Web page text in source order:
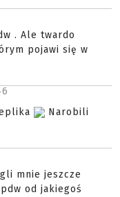
. Ale twardo
pojawi się w
Narobili
mnie jeszcze
od jakiegoś